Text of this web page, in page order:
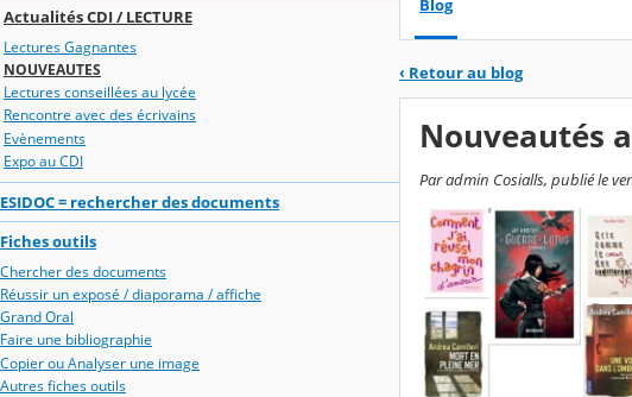
Actualités CDI / LECTURE
Lectures Gagnantes
NOUVEAUTES
Lectures conseillées au lycée
Rencontre avec des écrivains
Evènements
Expo au CDI
ESIDOC = rechercher des documents
Fiches outils
Chercher des documents
Réussir un exposé / diaporama / affiche
Grand Oral
Faire une bibliographie
Copier ou Analyser une image
Autres fiches outils
‹ Retour au blog
Nouveautés
Par admin Cosialls, publié le